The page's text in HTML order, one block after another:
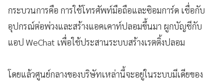
กระบวนการคือ การใช้โทรศัพท์มือถือและซิอมการ์ด เชื่อกับ
อุปกรณ์ต่อพ่วงและสร้างแอคเคาท์ปลอมขึ้นมา ผูกบัญชีกับ
แอป WeChat เพื่อใช้ประสานระบบสร้างเรตติ้งปลอม
โดยแล้วศูนย์กลางของบริษัทเหล่านี้จะอยู่ในระบบมีเดียของ